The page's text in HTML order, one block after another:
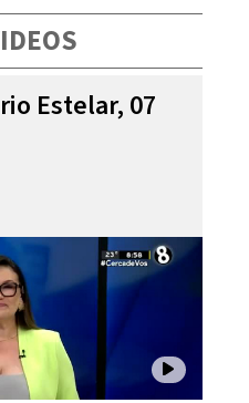
Estelar, 07